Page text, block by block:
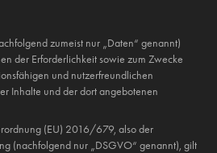
zumeist nur „Daten“ genannt)
der Erforderlichkeit sowie zum Zwecke
und nutzerfreundlichen
Inhalte und der dort angebotenen
(EU) 2016/679, also der
(nachfolgend nur „DSGVO“ genannt), gilt